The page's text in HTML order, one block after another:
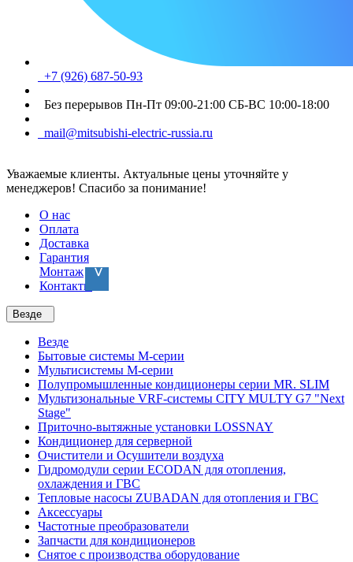
+7 (926) 687-50-93
Без перерывов Пн-Пт 09:00-21:00 СБ-ВС 10:00-18:00
mail@mitsubishi-electric-russia.ru
Уважаемые клиенты. Актуальные цены уточняйте у
менеджеров! Спасибо за понимание!
О нас
Оплата
Доставка
Гарантия
Монтаж
Контакты
Везде
Везде
Бытовые системы M-серии
Мультисистемы M-серии
Полупромышленные кондиционеры серии MR. SLIM
Мультизональные VRF-системы CITY MULTY G7 "Next
Stage"
Приточно-вытяжные установки LOSSNAY
Кондиционер для серверной
Очистители и Осушители воздуха
Гидромодули серии ECODAN для отопления,
охлаждения и ГВС
Тепловые насосы ZUBADAN для отопления и ГВС
Аксесcуары
Частотные преобразователи
Запчасти для кондиционеров
Снятое с производства оборудование